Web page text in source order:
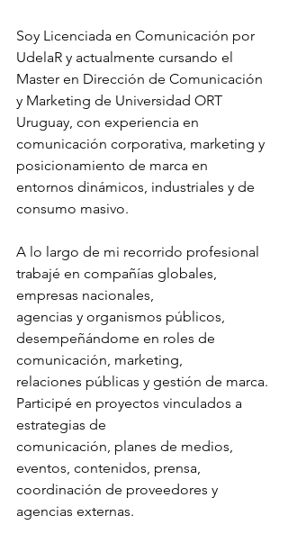
Soy Licenciada en Comunicación por
UdelaR y actualmente cursando el
Master en Dirección de Comunicación
y Marketing de Universidad ORT
Uruguay, con experiencia en
comunicación corporativa, marketing y
posicionamiento de marca en
entornos dinámicos, industriales y de
consumo masivo.
A lo largo de mi recorrido profesional
trabajé en compañías globales,
empresas nacionales,
agencias y organismos públicos,
desempeñándome en roles de
comunicación, marketing,
relaciones públicas y gestión de marca.
Participé en proyectos vinculados a
estrategias de
comunicación, planes de medios,
eventos, contenidos, prensa,
coordinación de proveedores y
agencias externas.